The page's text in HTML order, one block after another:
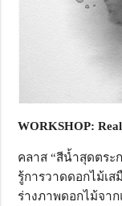
WORKSHOP:
คลาส “สีน้ำสุดตระก
รู้การวาดดอกไม้เ
ร่างภาพดอกไม้จา